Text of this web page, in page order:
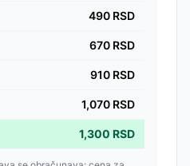
490 RSD
670 RSD
910 RSD
1,070 RSD
1,300 RSD